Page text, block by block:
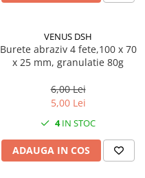
VENUS DSH
Burete abraziv 4 fete,100 x 70
x 25 mm, granulatie 80g
6,00 Lei
5,00 Lei
4IN STOC
ADAUGA IN COS